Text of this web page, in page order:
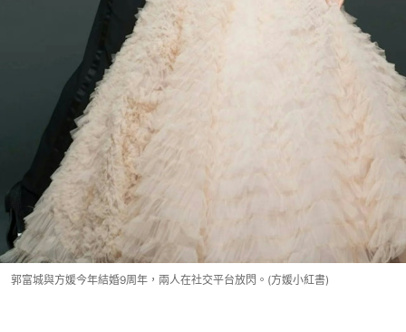
郭富城與方媛今年結婚9周年，兩人在社交平台放閃。(方媛小紅書)